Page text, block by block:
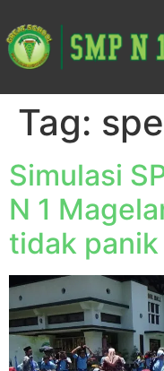
Tag:
Simulasi
N 1
tidak panik